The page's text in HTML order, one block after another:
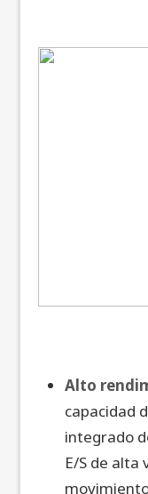
Alto
capacidad
integrado
E/S de alta